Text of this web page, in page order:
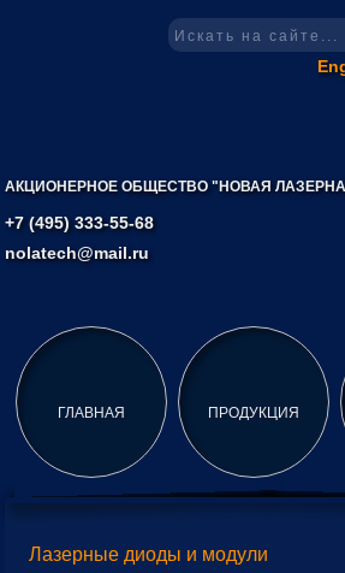
АКЦИОНЕРНОЕ ОБЩЕСТВО "НОВАЯ
+7 (495) 333-55-68
nolatech@mail.ru
ГЛАВНАЯ ПРОДУКЦИЯ
Лазерные диоды и модули